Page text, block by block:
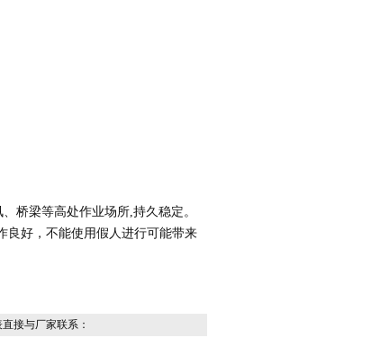
、桥梁等高处作业场所,持久稳定。
良好，不能使用假人进行可能带来
接与厂家联系：